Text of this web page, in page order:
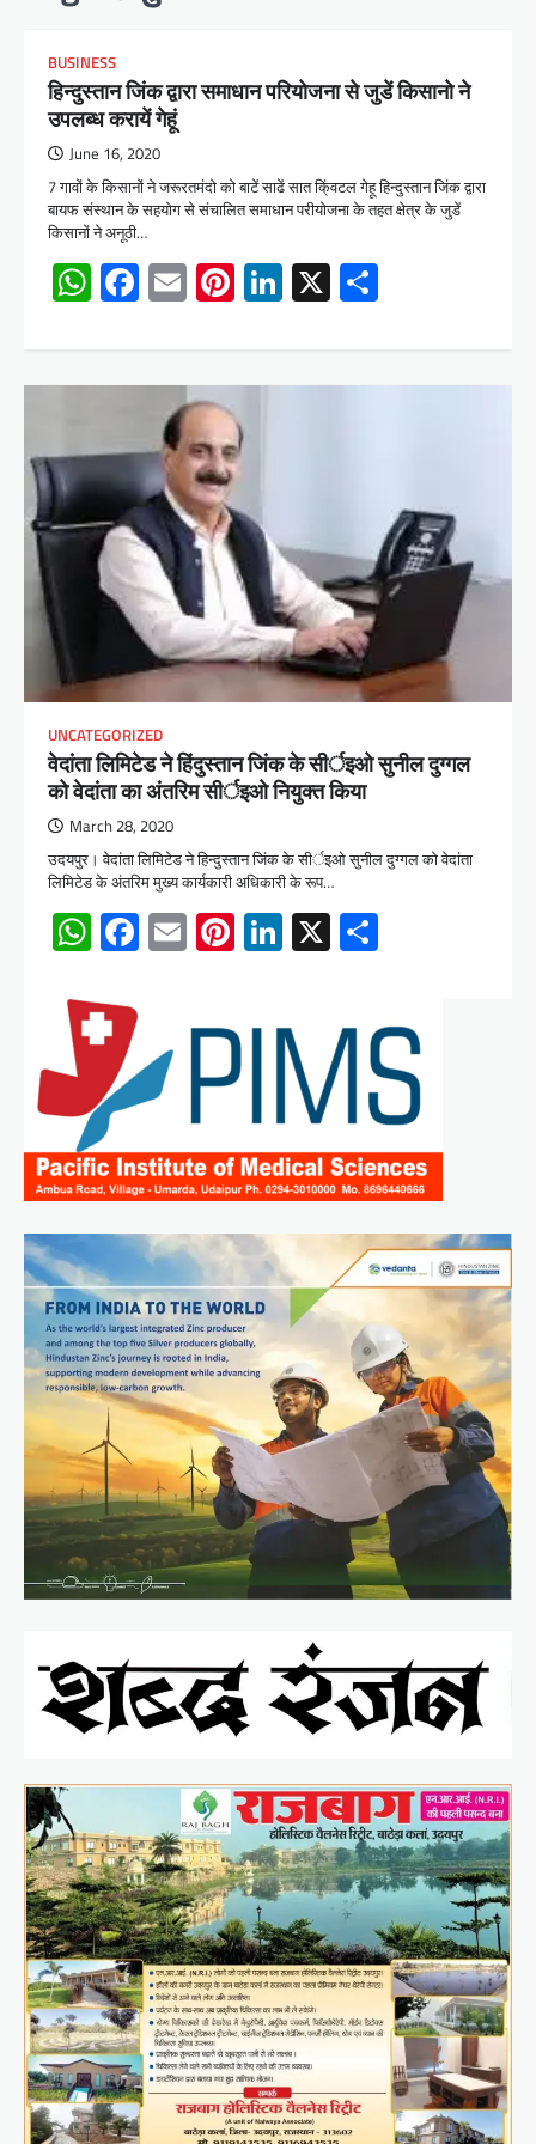
BUSINESS
हिन्दुस्तान जिंक द्वारा समाधान परियोजना से जुडें किसानो ने
उपलब्ध करायें गेहूं
June 16, 2020
7 गावों के किसानों ने जरूरतमंदो को बाटें साढें सात कि्ंवटल गेहू हिन्दुस्तान जिंक द्वारा
बायफ संस्थान के सहयोग से संचालित समाधान परीयोजना के तहत क्षेत्र के जुडें
किसानों ने अनूठी…
WhatsApp
Facebook
EmailPinterest
LinkedIn
X
UNCATEGORIZED
वेदांता लिमिटेड ने हिंदुस्तान जिंक के सीर्इओ सुनील दुग्गल
को वेदांता का अंतरिम सीर्इओ नियुक्‍त किया
March 28, 2020
उदयपुर। वेदांता लिमिटेड ने हिन्दुस्तान जिंक के सीर्इओ सुनील दुग्गल को वेदांता
लिमिटेड के अंतरिम मुख्य कार्यकारी अधिकारी के रूप…
WhatsApp
Facebook
EmailPinterest
LinkedIn
X